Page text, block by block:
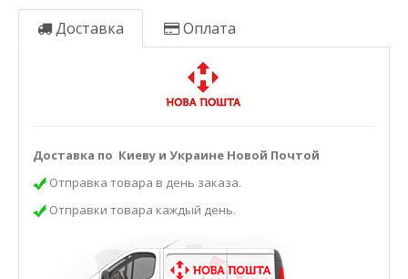
Доставка Оплата
Доставка по Киеву и Украине Новой Почтой
Отправка товара в день заказа.
Отправки товара каждый день.